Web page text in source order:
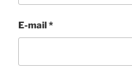
E-mail*